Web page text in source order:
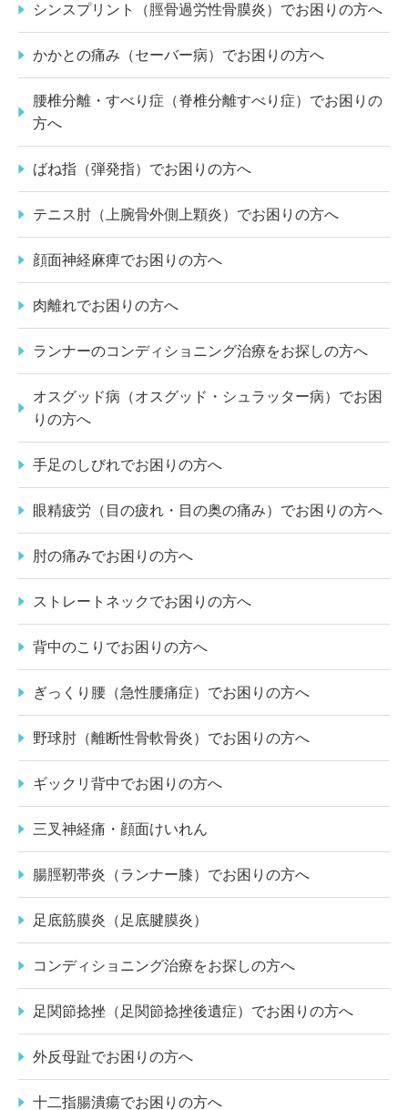
シンスプリント（脛骨過労性骨膜炎）でお困りの方へ
かかとの痛み（セーバー病）でお困りの方へ
腰椎分離・すべり症（脊椎分離すべり症）でお困りの
方へ
ばね指（弾発指）でお困りの方へ
テニス肘（上腕骨外側上顆炎）でお困りの方へ
顔面神経麻痺でお困りの方へ
肉離れでお困りの方へ
ランナーのコンディショニング治療をお探しの方へ
オスグッド病（オスグッド・シュラッター病）でお困
りの方へ
手足のしびれでお困りの方へ
眼精疲労（目の疲れ・目の奥の痛み）でお困りの方へ
肘の痛みでお困りの方へ
ストレートネックでお困りの方へ
背中のこりでお困りの方へ
ぎっくり腰（急性腰痛症）でお困りの方へ
野球肘（離断性骨軟骨炎）でお困りの方へ
ギックリ背中でお困りの方へ
三叉神経痛・顔面けいれん
腸脛靭帯炎（ランナー膝）でお困りの方へ
足底筋膜炎（足底腱膜炎）
コンディショニング治療をお探しの方へ
足関節捻挫（足関節捻挫後遺症）でお困りの方へ
外反母趾でお困りの方へ
十二指腸潰瘍でお困りの方へ